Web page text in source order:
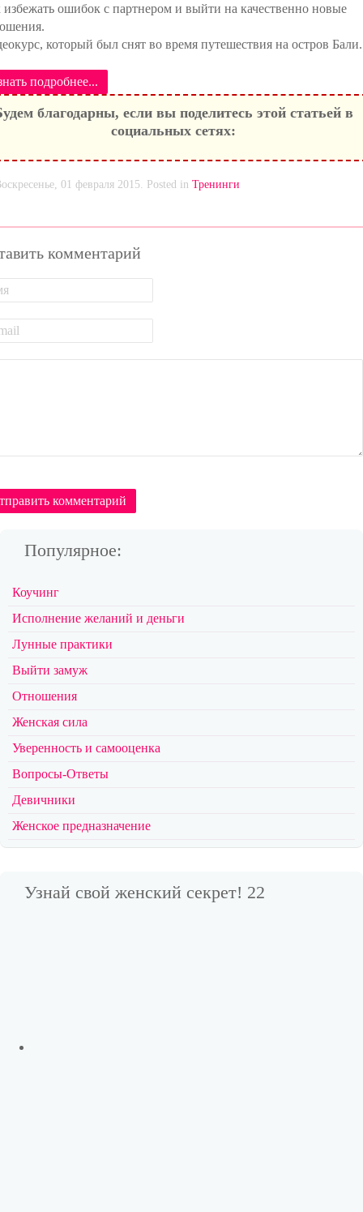
избежать ошибок с партнером и выйти на качественно новые
который был снят во время путешествия на остров Бали.
подробнее...
благодарны, если вы поделитесь этой статьей в
социальных сетях:
01 февраля 2015. Posted in Тренинги
комментарий
комментарий
Популярное:
Коучинг
Исполнение желаний и деньги
Лунные практики
Выйти замуж
Отношения
Женская сила
Уверенность и самооценка
Вопросы-Ответы
Девичники
Женское предназначение
Узнай свой женский секрет! 22